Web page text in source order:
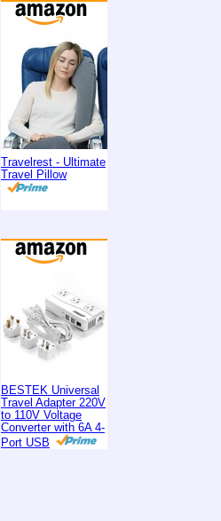
Travelrest - Ultimate
Travel Pillow
BESTEK Universal
Travel Adapter 220V
to 110V Voltage
Converter with 6A 4-
Port USB